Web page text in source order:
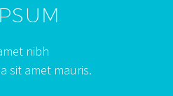
nibh
sit amet mauris.